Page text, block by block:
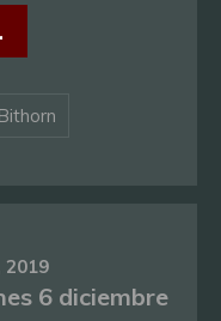
2019
6 diciembre